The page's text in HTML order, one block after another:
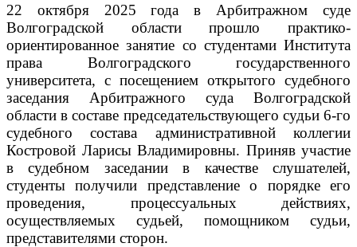
22 октября 2025 года в Арбитражном суде
Волгоградской области прошло практико-
ориентированное занятие со студентами Института
права Волгоградского государственного
университета, с посещением открытого судебного
заседания Арбитражного суда Волгоградской
области в составе председательствующего судьи 6-го
судебного состава административной коллегии
Костровой Ларисы Владимировны. Приняв участие
в судебном заседании в качестве слушателей,
студенты получили представление о порядке его
проведения, процессуальных действиях,
осуществляемых судьей, помощником судьи,
представителями сторон.